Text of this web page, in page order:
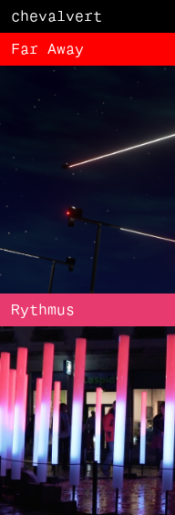
chevalvert
Far Away
Rythmus